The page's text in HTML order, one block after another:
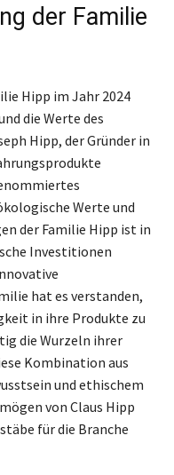
der Familie
Hipp im Jahr 2024
die Werte des
Hipp, der Gründer in
Werte und
der Familie Hipp ist in
Investitionen
hat es verstanden,
in ihre Produkte zu
die Wurzeln ihrer
Kombination aus
und ethischem
von Claus Hipp
für die Branche